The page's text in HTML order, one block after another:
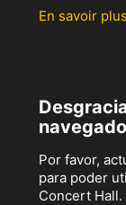
En savoir plus
Por favor,
para poder
Concert Hall.